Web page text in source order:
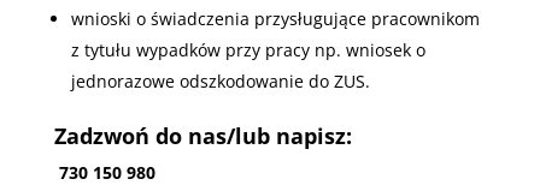
wnioski o świadczenia przysługujące pracownikom
z tytułu wypadków przy pracy np. wniosek o
jednorazowe odszkodowanie do ZUS.
Zadzwoń do nas/lub napisz:
730 150 980